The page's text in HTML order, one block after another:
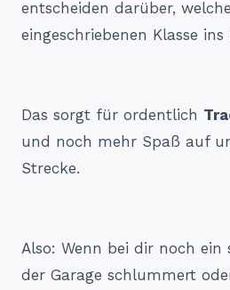
entscheiden darüber,
eingeschriebenen Klasse ins
Das sorgt für ordentlich
und noch mehr Spaß auf
Strecke.
Also: Wenn bei dir noch ein
der Garage schlummert